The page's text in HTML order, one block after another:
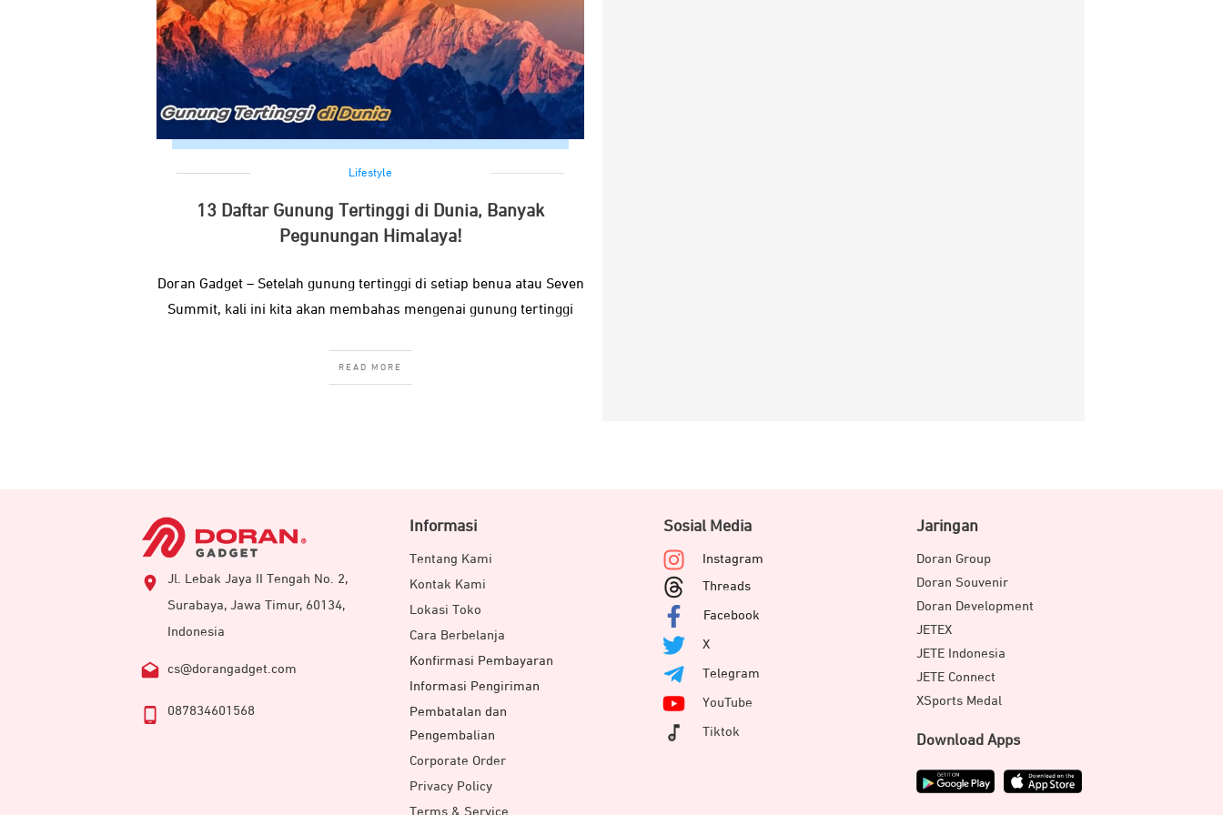
Lifestyle
13 Daftar Gunung Tertinggi di Dunia, Banyak
Pegunungan Himalaya!
Doran Gadget – Setelah gunung tertinggi di setiap benua atau Seven
Summit, kali ini kita akan membahas mengenai gunung tertinggi
READ MORE
Jl. Lebak Jaya II Tengah No. 2,
Surabaya, Jawa Timur, 60134,
Indonesia
cs@dorangadget.com
087834601568
Informasi
Tentang Kami
Kontak Kami
Lokasi Toko
Cara Berbelanja
Konfirmasi Pembayaran
Informasi Pengiriman
Pembatalan dan
Pengembalian
Corporate Order
Privacy Policy
Terms & Service
Sosial Media
Instagram
Threads
Facebook
X
Telegram
YouTube
Tiktok
Jaringan
Doran Group
Doran Souvenir
Doran Development
JETEX
JETE Indonesia
JETE Connect
XSports Medal
Download Apps